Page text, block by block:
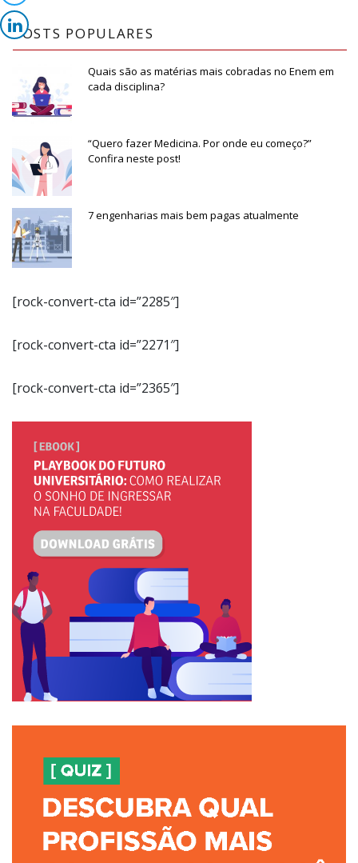
POSTS POPULARES
Quais são as matérias mais cobradas no Enem em
cada disciplina?
“Quero fazer Medicina. Por onde eu começo?”
Confira neste post!
7 engenharias mais bem pagas atualmente
[rock-convert-cta id=”2285″]
[rock-convert-cta id=”2271″]
[rock-convert-cta id=”2365″]